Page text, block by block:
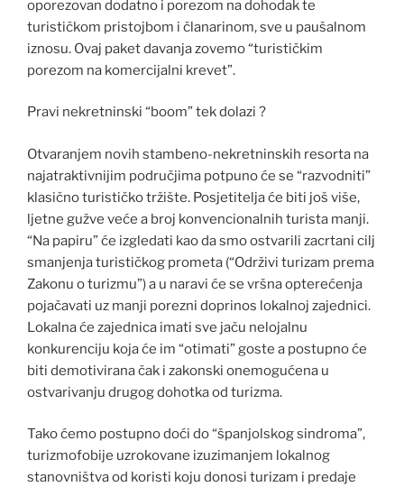
oporezovan dodatno i porezom na dohodak te
turističkom pristojbom i članarinom, sve u paušalnom
iznosu. Ovaj paket davanja zovemo “turističkim
porezom na komercijalni krevet”.
Pravi nekretninski “boom” tek dolazi ?
Otvaranjem novih stambeno-nekretninskih resorta na
najatraktivnijim područjima potpuno će se “razvodniti”
klasično turističko tržište. Posjetitelja će biti još više,
ljetne gužve veće a broj konvencionalnih turista manji.
“Na papiru” će izgledati kao da smo ostvarili zacrtani cilj
smanjenja turističkog prometa (“Održivi turizam prema
Zakonu o turizmu”) a u naravi će se vršna opterećenja
pojačavati uz manji porezni doprinos lokalnoj zajednici.
Lokalna će zajednica imati sve jaču nelojalnu
konkurenciju koja će im “otimati” goste a postupno će
biti demotivirana čak i zakonski onemogućena u
ostvarivanju drugog dohotka od turizma.
Tako ćemo postupno doći do “španjolskog sindroma”,
turizmofobije uzrokovane izuzimanjem lokalnog
stanovništva od koristi koju donosi turizam i predaje